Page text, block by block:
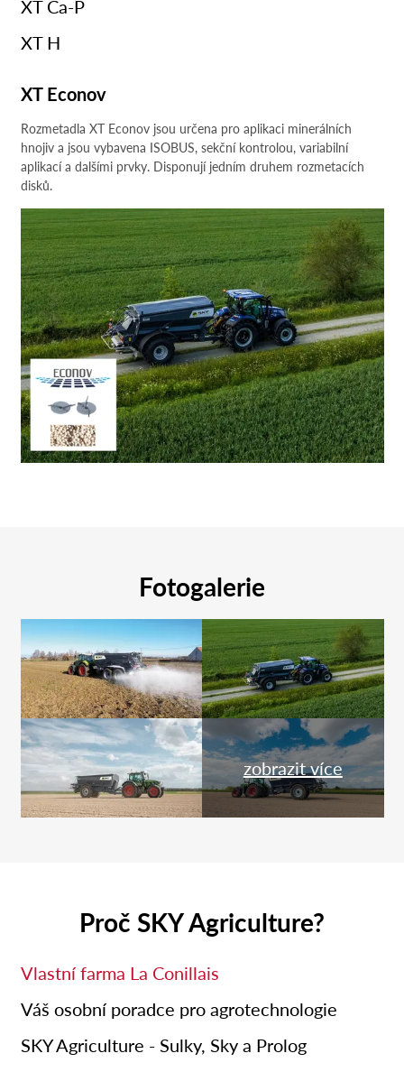
XT Ca-P
XT H
XT Econov
Rozmetadla XT Econov jsou určena pro aplikaci minerálních
hnojiv a jsou vybavena ISOBUS, sekční kontrolou, variabilní
aplikací a dalšími prvky. Disponují jedním druhem rozmetacích
disků.
Fotogalerie
zobrazit více
Proč SKY Agriculture?
Vlastní farma La Conillais
Váš osobní poradce pro agrotechnologie
SKY Agriculture - Sulky, Sky a Prolog